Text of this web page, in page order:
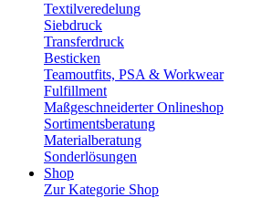
Textilveredelung
Siebdruck
Transferdruck
Besticken
Teamoutfits, PSA & Workwear
Fulfillment
Maßgeschneiderter Onlineshop
Sortimentsberatung
Materialberatung
Sonderlösungen
Shop
Zur Kategorie Shop